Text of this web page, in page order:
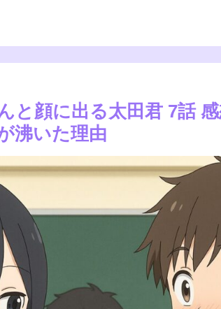
と顔に出る太田君 7話
沸いた理由